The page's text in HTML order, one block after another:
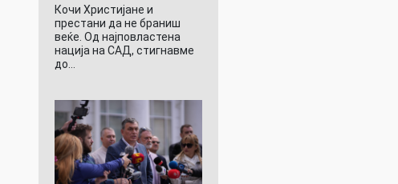
Кочи Христијане и
престани да не браниш
веќе. Од најповластена
нација на САД, стигнавме
до…